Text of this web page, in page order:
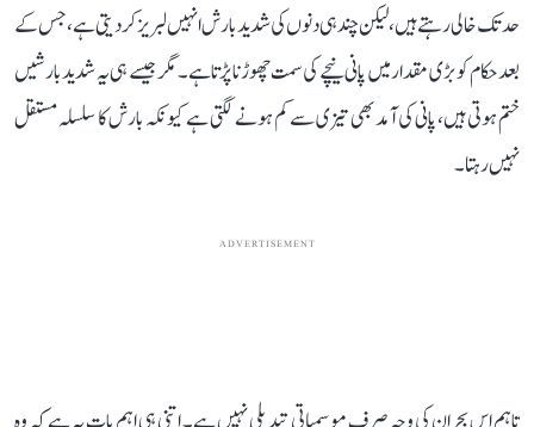
حد تک خالی رہتے ہیں، لیکن چند ہی دنوں کی شدید بارش انہیں لبریز کر دیتی ہے، جس کے
بعد حکام کو بڑی مقدار میں پانی نیچے کی سمت چھوڑنا پڑتا ہے۔ مگر جیسے ہی یہ شدید بارشیں
ختم ہوتی ہیں، پانی کی آمد بھی تیزی سے کم ہونے لگتی ہے کیونکہ بارش کا سلسلہ مستقل
نہیں رہتا۔
ADVERTISEMENT